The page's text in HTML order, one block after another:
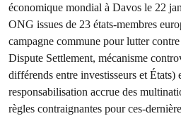
économique mondial à Davos le 22
ONG issues de 23 états-membres
campagne commune pour lutter
Dispute Settlement, mécanisme
différends entre investisseurs et États)
responsabilisation accrue des
règles contraignantes pour ces-